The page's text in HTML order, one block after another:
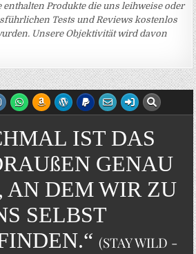
Produkte die uns leihweise oder
Tests und Reviews kostenlos
Unsere Objektivität wird davon
IST DAS
GENAU
AN DEM WIR ZU
SELBST
(STAY WILD -